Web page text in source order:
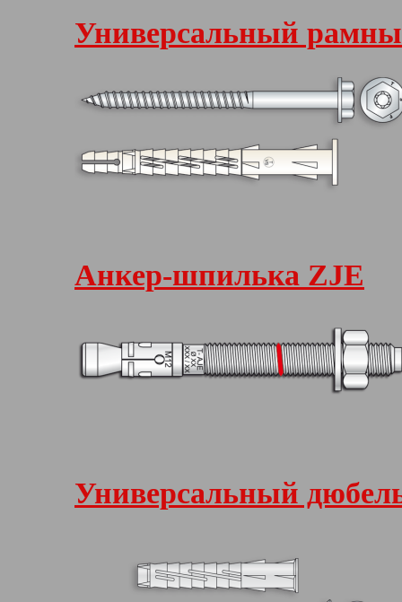
Универсальный
Анкер-шпилька ZJE
Универсальный